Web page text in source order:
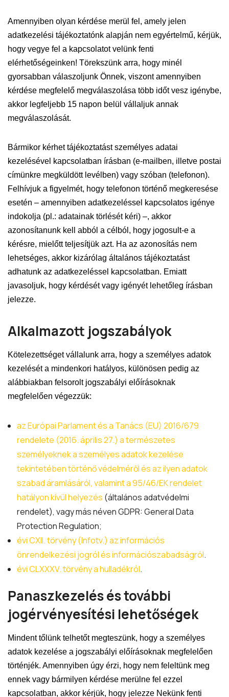
Amennyiben olyan kérdése merül fel, amely jelen
adatkezelési tájékoztatónk alapján nem egyértelmű, kérjük,
hogy vegye fel a kapcsolatot velünk fenti
elérhetőségeinken! Törekszünk arra, hogy minél
gyorsabban válaszoljunk Önnek, viszont amennyiben
kérdése megfelelő megválaszolása több időt vesz igénybe,
akkor legfeljebb 15 napon belül vállaljuk annak
megválaszolását.
Bármikor kérhet tájékoztatást személyes adatai
kezelésével kapcsolatban írásban (e-mailben, illetve postai
címünkre megküldött levélben) vagy szóban (telefonon).
Felhívjuk a figyelmét, hogy telefonon történő megkeresése
esetén – amennyiben adatkezeléssel kapcsolatos igénye
indokolja (pl.: adatainak törlését kéri) –, akkor
azonosítanunk kell abból a célból, hogy jogosult-e a
kérésre, mielőtt teljesítjük azt. Ha az azonosítás nem
lehetséges, akkor kizárólag általános tájékoztatást
adhatunk az adatkezeléssel kapcsolatban. Emiatt
javasoljuk, hogy kérdését vagy igényét lehetőleg írásban
jelezze.
Alkalmazott jogszabályok
Kötelezettséget vállalunk arra, hogy a személyes adatok
kezelését a mindenkori hatályos, különösen pedig az
alábbiakban felsorolt jogszabályi előírásoknak
megfelelően végezzük:
az Európai Parlament és a Tanács (EU) 2016/679
rendelete (2016. április 27.) a természetes
személyeknek a személyes adatok kezelése
tekintetében történő védelméről és az ilyen adatok
szabad áramlásáról, valamint a 95/46/EK rendelet
hatályon kívül helyezés (általános adatvédelmi
rendelet), vagy más néven GDPR: General Data
Protection Regulation;
évi CXII. törvény (Infotv.) az információs
önrendelkezési jogról és információszabadságról.
évi CLXXXV. törvény a hulladékról.
Panaszkezelés és további
jogérvényesítési lehetőségek
Mindent tőlünk telhetőt megteszünk, hogy a személyes
adatok kezelése a jogszabályi előírásoknak megfelelően
történjék. Amennyiben úgy érzi, hogy nem feleltünk meg
ennek vagy bármilyen kérdése merülne fel ezzel
kapcsolatban, akkor kérjük, hogy jelezze Nekünk fenti